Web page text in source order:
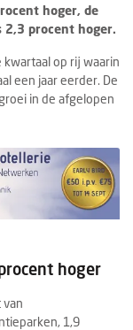
hoger, de
2,3 procent hoger.
op rij waarin
een jaar eerder. De
in de afgelopen
hoger
1,9